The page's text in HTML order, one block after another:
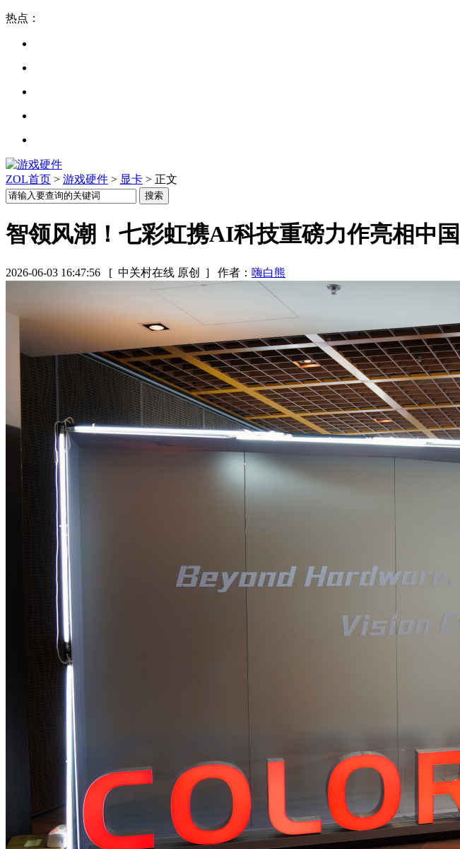
热点：
ZOL首页 > 游戏硬件 > 显卡 > 正文
智领风潮！七彩虹携AI科技重磅力作亮相中
2026-06-03 16:47:56 [ 中关村在线 原创 ] 作者： 嗨白熊